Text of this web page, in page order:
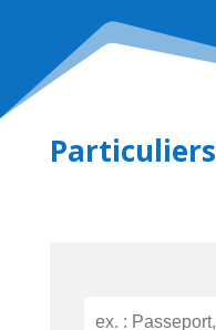
Particuliers